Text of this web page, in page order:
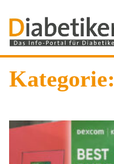
Kategorie: